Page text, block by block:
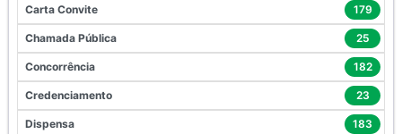
Carta Convite 179
Chamada Pública 25
Concorrência 182
Credenciamento 23
Dispensa 183